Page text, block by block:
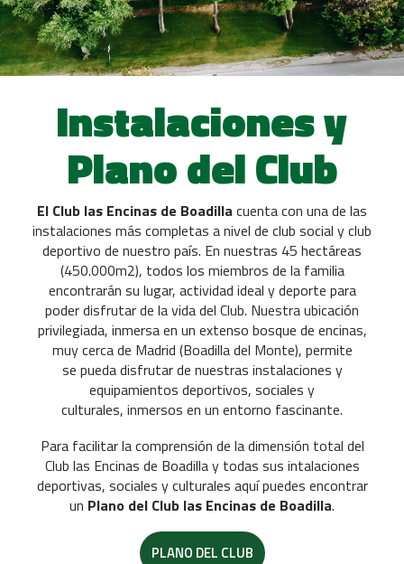
Instalaciones y
Plano del Club
El Club las Encinas de Boadilla cuenta con una de las
instalaciones más completas a nivel de club social y club
deportivo de nuestro país. En nuestras 45 hectáreas
(450.000m2), todos los miembros de la familia
encontrarán su lugar, actividad ideal y deporte para
poder disfrutar de la vida del Club. Nuestra ubicación
privilegiada, inmersa en un extenso bosque de encinas,
muy cerca de Madrid (Boadilla del Monte), permite
se pueda disfrutar de nuestras instalaciones y
equipamientos deportivos, sociales y
culturales, inmersos en un entorno fascinante.
Para facilitar la comprensión de la dimensión total del
Club las Encinas de Boadilla y todas sus intalaciones
deportivas, sociales y culturales aquí puedes encontrar
un Plano del Club las Encinas de Boadilla.
PLANO DEL CLUB